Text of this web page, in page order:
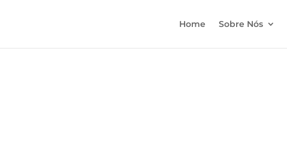
Home Sobre Nós